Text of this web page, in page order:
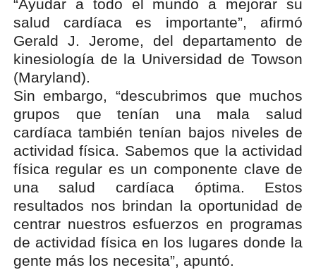
“Ayudar a todo el mundo a mejorar su
salud cardíaca es importante”, afirmó
Gerald J. Jerome, del departamento de
kinesiología de la Universidad de Towson
(Maryland).
Sin embargo, “descubrimos que muchos
grupos que tenían una mala salud
cardíaca también tenían bajos niveles de
actividad física. Sabemos que la actividad
física regular es un componente clave de
una salud cardíaca óptima. Estos
resultados nos brindan la oportunidad de
centrar nuestros esfuerzos en programas
de actividad física en los lugares donde la
gente más los necesita”, apuntó.